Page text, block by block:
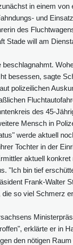
in einem
und
des
Stade will am
besessen, sagte
polizeilichen
des 45-
Mensch in
werde aktuell
Tochter in der
aktuell
"Ich bin tief
Frank-Walter
die so viel Schmerz
erklärte er in
den nötigen